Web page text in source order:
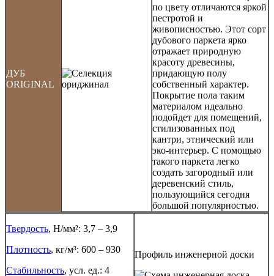
ДУБ
ORIGINAL
по цвету отличаются яркой
пестротой и
живописностью. Этот сорт
дубового паркета ярко
отражает природную
красоту древесины,
придающую полу
собственный характер.
Покрытие пола таким
материалом идеально
подойдет для помещений,
стилизованных под
кантри, этнический или
эко-интерьер. С помощью
такого паркета легко
создать загородный или
деревенский стиль,
пользующийся сегодня
большой популярностью.
Твердость, Н/мм²: 3,7 – 3,9
Плотность, кг/м³: 600 – 930
Стабильность, усл. ед.: 4
Профиль инженерной доски